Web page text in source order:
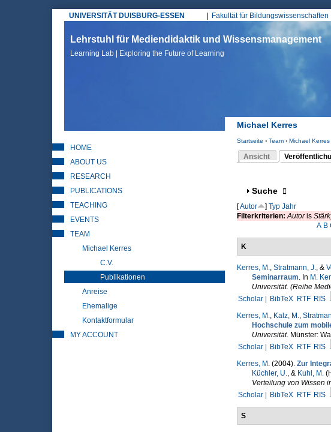
UNIVERSITÄT DUISBURG-ESSEN
Hauptmenü
Fakultät für Bildungswissenschaften
Lehrstuhl für Mediendidaktik und Wissensmanagement
Learning Lab | Exploring the Future of Learning
Michael Kerres
Sie sind hier
Startseite › Team› Michael Kerres
Ansicht
(aktiver
Anzeigen
Suche
[Autor ] Typ Jahr
Filterkriterien:Autoris
A B
K
Kerres, M., Stratmann, J., &
Seminarraum. In M.
Universität. (Reihe
Scholar |
BibTeX RTF RIS
Kerres, M., Kalz, M.,
Hochschule zum
Universität. Münster:
Scholar |
BibTeX RTF RIS
Kerres, M . (2004). Zur
Küchler, U., & Kuhl, M.
Verteilung von Wissen
Scholar |
BibTeX RTF RIS
S
HOME
ABOUT US
RESEARCH
PUBLICATIONS
TEACHING
EVENTS
TEAM
Michael Kerres
C.V.
Publikationen
Anreise
Ehemalige
Kontaktformular
MY ACCOUNT